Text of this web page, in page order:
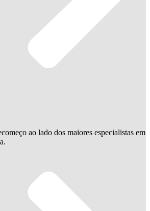
ao lado dos maiores especialistas em